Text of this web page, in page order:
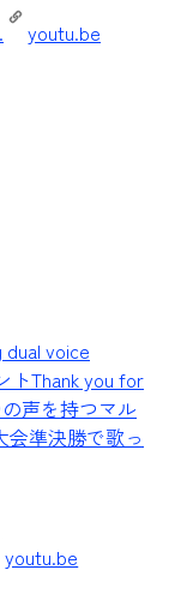
youtu.be
voice
トThank you for
声を持つマル
準決勝で歌っ
youtu.be